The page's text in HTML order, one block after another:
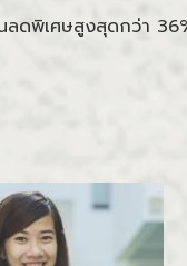
ดพิเศษสูงสุดกว่า